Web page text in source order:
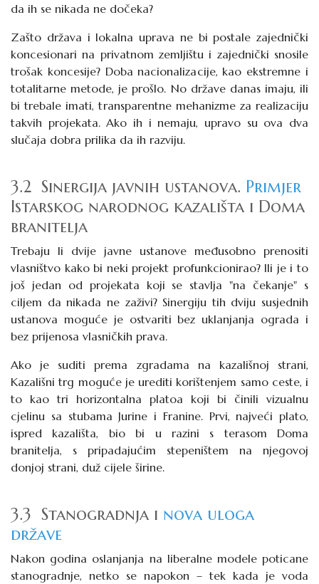
da ih se nikada ne dočeka?
Zašto država i lokalna uprava ne bi postale zajednički
koncesionari na privatnom zemljištu i zajednički snosile
trošak koncesije? Doba nacionalizacije, kao ekstremne i
totalitarne metode, je prošlo. No države danas imaju, ili
bi trebale imati, transparentne mehanizme za realizaciju
takvih projekata. Ako ih i nemaju, upravo su ova dva
slučaja dobra prilika da ih razviju.
3.2 Sinergija javnih ustanova. Primjer
Istarskog narodnog kazališta i Doma
branitelja
Trebaju li dvije javne ustanove međusobno prenositi
vlasništvo kako bi neki projekt profunkcionirao? Ili je i to
još jedan od projekata koji se stavlja "na čekanje" s
ciljem da nikada ne zaživi? Sinergiju tih dviju susjednih
ustanova moguće je ostvariti bez uklanjanja ograda i
bez prijenosa vlasničkih prava.
Ako je suditi prema zgradama na kazališnoj strani,
Kazališni trg moguće je urediti korištenjem samo ceste, i
to kao tri horizontalna platoa koji bi činili vizualnu
cjelinu sa stubama Jurine i Franine. Prvi, najveći plato,
ispred kazališta, bio bi u razini s terasom Doma
branitelja, s pripadajućim stepeništem na njegovoj
donjoj strani, duž cijele širine.
3.3 Stanogradnja i nova uloga
države
Nakon godina oslanjanja na liberalne modele poticane
stanogradnje, netko se napokon – tek kada je voda